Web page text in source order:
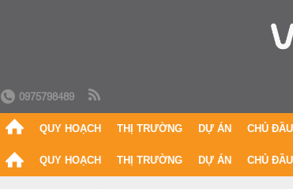
0975798489
QUY HOẠCH THỊ TRƯỜNG DỰ ÁN CHỦ
QUY HOẠCH THỊ TRƯỜNG DỰ ÁN CHỦ